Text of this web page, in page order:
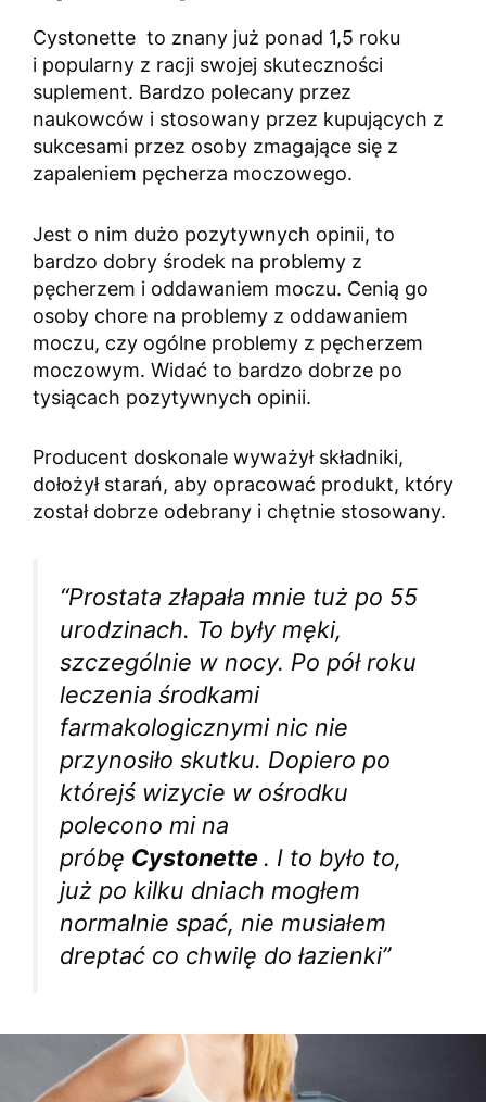
Cystonette to znany już ponad 1,5 roku
i popularny z racji swojej skuteczności
suplement. Bardzo polecany przez
naukowców i stosowany przez kupujących z
sukcesami przez osoby zmagające się z
zapaleniem pęcherza moczowego.
Jest o nim dużo pozytywnych opinii, to
bardzo dobry środek na problemy z
pęcherzem i oddawaniem moczu. Cenią go
osoby chore na problemy z oddawaniem
moczu, czy ogólne problemy z pęcherzem
moczowym. Widać to bardzo dobrze po
tysiącach pozytywnych opinii.
Producent doskonale wyważył składniki,
dołożył starań, aby opracować produkt, który
został dobrze odebrany i chętnie stosowany.
“Prostata złapała mnie tuż po 55
urodzinach. To były męki,
szczególnie w nocy. Po pół roku
leczenia środkami
farmakologicznymi nic nie
przynosiło skutku. Dopiero po
którejś wizycie w ośrodku
polecono mi na
próbę Cystonette . I to było to,
już po kilku dniach mogłem
normalnie spać, nie musiałem
dreptać co chwilę do łazienki”